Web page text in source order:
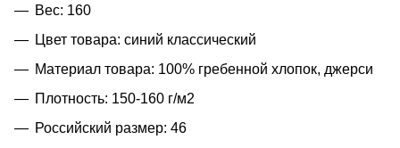
Вес: 160
Цвет товара: синий классический
Материал товара: 100% гребенной хлопок, джерси
Плотность: 150-160 г/м2
Российский размер: 46